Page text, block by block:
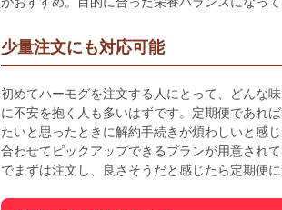
少量注文にも対応可能
初めてハーモグを注文する人にとって、どんな
に不安を抱く人も多いはずです。定期便であれ
たいと思ったときに解約手続きが煩わしいと感
合わせてピックアップできるプランが用意され
でまずは注文し、良さそうだと感じたら定期便